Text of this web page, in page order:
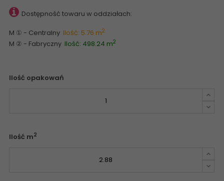
Dostępność towaru w oddziałach:
M ① - Centralny Ilość: 5.76 m2
M ② - Fabryczny Ilość: 498.24 m2
Ilość opakowań
Ilość m2